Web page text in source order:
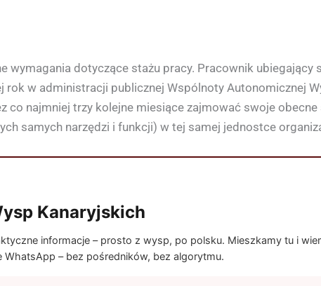
wymagania dotyczące stażu pracy. Pracownik ubiegający
rok w administracji publicznej Wspólnoty Autonomicznej
co najmniej trzy kolejne miesiące zajmować swoje
samych narzędzi i funkcji) w tej samej jednostce
Kanaryjskich
informacje – prosto z wysp, po polsku. Mieszkamy tu i
WhatsApp – bez pośredników, bez algorytmu.